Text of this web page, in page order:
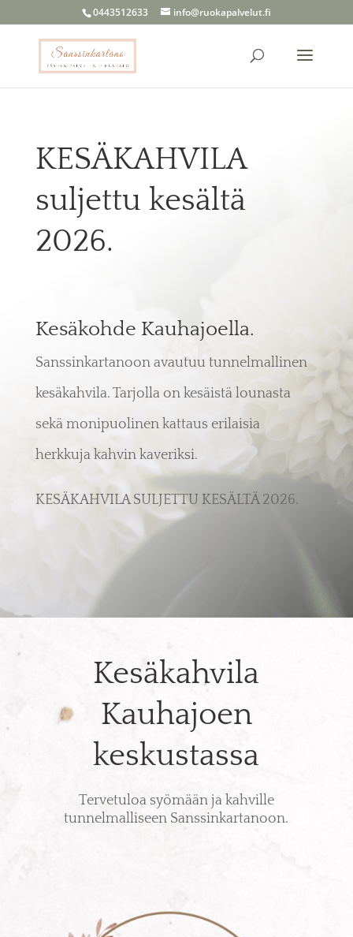
0443512633 info@ruokapalvelut.fi
KESÄKAHVILA
suljettu kesältä
2026.
Kesäkohde Kauhajoella.
Sanssinkartanoon avautuu tunnelmallinen
kesäkahvila. Tarjolla on kesäistä lounasta
sekä monipuolinen kattaus erilaisia
herkkuja kahvin kaveriksi.
KESÄKAHVILA SULJETTU KESÄLTÄ 2026.
Kesäkahvila
Kauhajoen
keskustassa
Tervetuloa syömään ja kahville
tunnelmalliseen Sanssinkartanoon.